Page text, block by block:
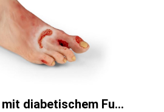
Wundenfuß mit diabetischem Fußsyndrom, fortg. Stadium, Puppenversion